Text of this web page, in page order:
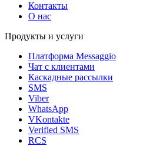
Контакты
О нас
Продукты и услуги
Платформа Messaggio
Чат с клиентами
Каскадные рассылки
SMS
Viber
WhatsApp
VKontakte
Verified SMS
RCS